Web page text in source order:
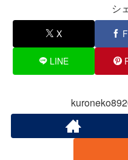
シ
X
LINE